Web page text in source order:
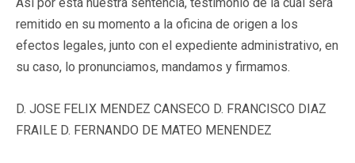
remitido en su momento a la oficina de origen a los
efectos legales, junto con el expediente administrativo, en
su caso, lo pronunciamos, mandamos y firmamos.
D. JOSE FELIX MENDEZ CANSECO D. FRANCISCO DIAZ
FRAILE D. FERNANDO DE MATEO MENENDEZ